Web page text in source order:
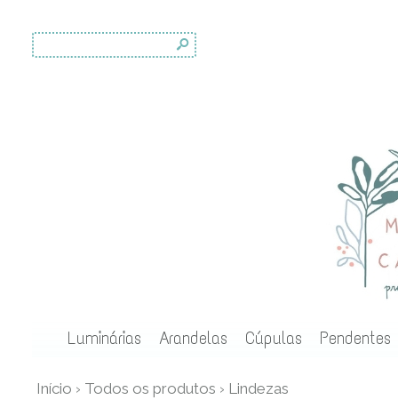
s
Luminárias Arandelas Cúpulas Pendentes
Início › Todos os produtos › Lindezas